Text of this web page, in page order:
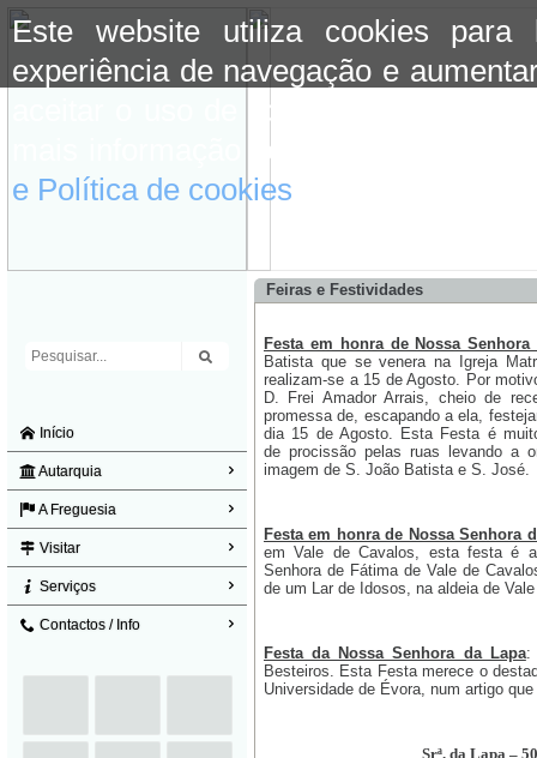
Este website utiliza cookies para
experiência de navegação e
aceitar o uso de cookies basta
mais informação consulte a
e Política de cookies
Início
Autarquia
A Freguesia
Visitar
Serviços
Contactos / Info
Feiras e Festividades
Festa em honra de Nossa
Batista que se venera na Igreja
realizam-se a 15 de Agosto. Por
D. Frei Amador Arrais, cheio de
promessa de, escapando a ela,
dia 15 de Agosto. Esta Festa é
de procissão pelas ruas levando a
imagem de S. João Batista e S.
Festa em honra de Nossa Senhora
em Vale de Cavalos, esta festa é
Senhora de Fátima de Vale de
de um Lar de Idosos, na aldeia de
Festa da Nossa Senhora da Lapa:
Besteiros. Esta Festa merece o
Universidade de Évora, num artigo
Srª. da Lapa –